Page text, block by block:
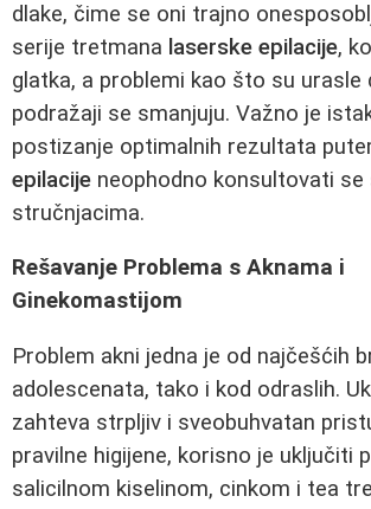
dlake, čime se oni trajno
serije tretmana laserske epilacije,
glatka, a problemi kao što su urasle
podražaji se smanjuju. Važno je
postizanje optimalnih rezultata
epilacije neophodno konsultovati se
stručnjacima.
Rešavanje Problema s Aknama i
Ginekomastijom
Problem akni jedna je od najčešćih
adolescenata, tako i kod odraslih.
zahteva strpljiv i sveobuhvatan
pravilne higijene, korisno je uključiti
salicilnom kiselinom, cinkom i tea